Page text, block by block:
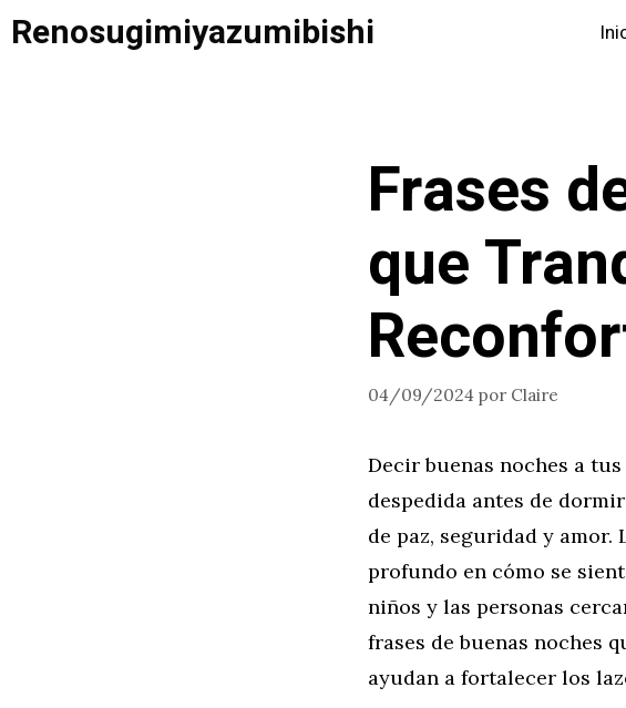
Saltar
alRenosugimiyazumibishi
Frases
que
04/09/2024 por Claire
Decir buenas noches a
despedida antes de
de paz, seguridad y amor.
profundo en cómo se
niños y las personas
frases de buenas noches
ayudan a fortalecer los